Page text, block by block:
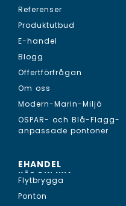
Referenser
Produktutbud
E-handel
Blogg
Offertförfrågan
Om oss
Modern-Marin-Miljö
OSPAR- och Blå-Flagg-
anpassade pontoner
EHANDEL
KÖP DIN NYA...
Flytbrygga
Ponton